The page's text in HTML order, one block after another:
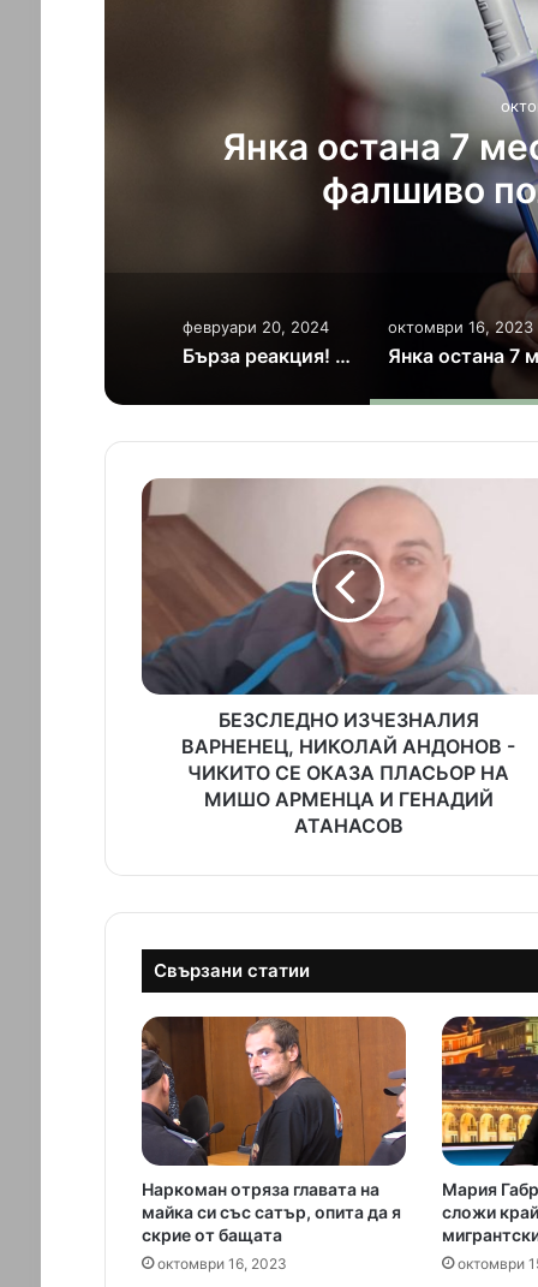
13-годишен
февруари 20, 2024
Бърза реакция! Охранители на Арес Груп 1 задържаха крадци в хотел Комитово ханче
октомври 16, 2023
Б
Е
Н
О
И
А
Р
Н
Е
Н
Е
Ц
Н
И
К
О
БЕЗСЛЕДНО ИЗЧЕЗНАЛИЯ
ВАРНЕНЕЦ, НИКОЛАЙ АНДОНОВ -
ЧИКИТО СЕ ОКАЗА ПЛАСЬОР НА
МИШО АРМЕНЦА И ГЕНАДИЙ
АТАНАСОВ
Свързани статии
Наркоман отряза главата на
майка си със сатър, опита да я
скрие от бащата
октомври 16, 2023
Мария
сложи
октомври